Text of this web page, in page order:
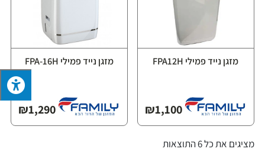
מזגן נייד פמילי FPA12H
₪1,100
מזגן נייד פמילי FPA-16H
₪1,290
מציגים את כל ⁦6⁩ התוצאות